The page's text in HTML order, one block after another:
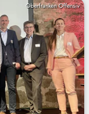
Oberfranken Offensiv